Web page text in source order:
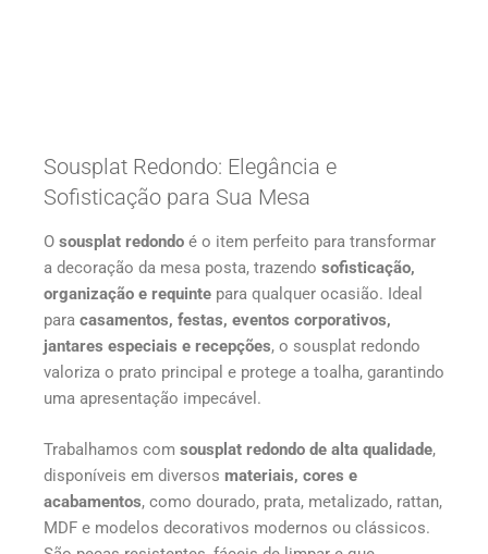
Sousplat Redondo: Elegância e
Sofisticação para Sua Mesa
O sousplat redondo é o item perfeito para transformar
a decoração da mesa posta, trazendo sofisticação,
organização e requinte para qualquer ocasião. Ideal
para casamentos, festas, eventos corporativos,
jantares especiais e recepções, o sousplat redondo
valoriza o prato principal e protege a toalha, garantindo
uma apresentação impecável.
Trabalhamos com sousplat redondo de alta qualidade,
disponíveis em diversos materiais, cores e
acabamentos, como dourado, prata, metalizado, rattan,
MDF e modelos decorativos modernos ou clássicos.